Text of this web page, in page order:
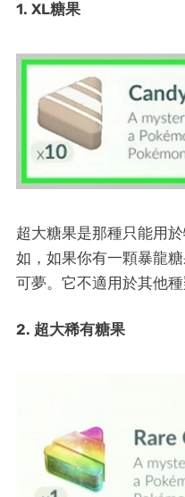
1. XL糖果
超大糖果是那種只能用
如，如果你有一顆暴龍
可夢。它不適用於其他種
2. 超大稀有糖果